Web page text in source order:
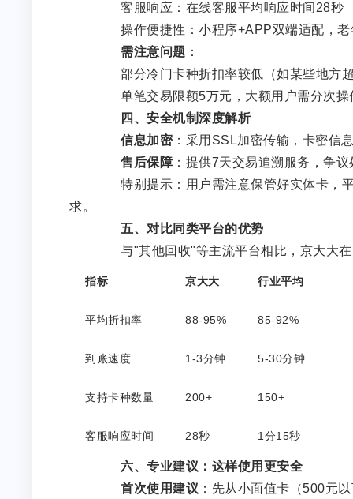
客服响应：在线客服平均响应时间28秒
操作便捷性：小程序+APP双端适配，老
需注意问题 ：
部分冷门卡种折扣率较低（如某些地方
单笔交易限额5万元，大额用户需分次操
四、安全机制深度解析
信息加密：采用SSL加密传输，卡密信
售后保障 ：提供7天交易追溯服务，争
特别提示：用户需注意保管好实体卡，平
求。
五、对比同类平台的优势
与"其他回收"等主流平台相比，京大大在
指标 京大大 行业平均
平均折扣率 88-95% 85-92%
到账速度 1-3分钟 5-30分钟
支持卡种数量 200+ 150+
客服响应时间 28秒 1分15秒
六、专业建议：这样使用更安全
首次使用建议 ：先从小面值卡（500元